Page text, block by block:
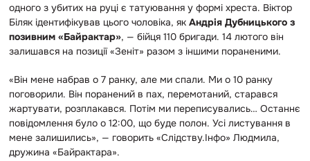
одного з убитих на руці є татуювання у формі хреста. Віктор
Біляк ідентифікував цього чоловіка, як Андрія Дубницького з
позивним «Байрактар», — бійця 110 бригади. 14 лютого він
залишався на позиції «Зеніт» разом з іншими пораненими.
«Він мене набрав о 7 ранку, але ми спали. Ми о 10 ранку
поговорили. Він поранений в пах, перемотаний, старався
жартувати, розплакався. Потім ми переписувались… Останнє
повідомлення було о 12:00, що буде полон. Усі листування в
мене залишились», — говорить «Слідству.Інфо» Людмила,
дружина «Байрактара».